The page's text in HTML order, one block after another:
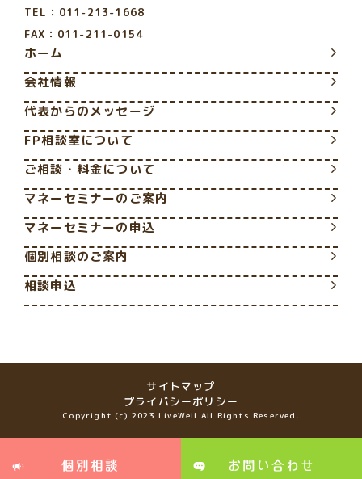
個別相談 お問い合わせ
TEL：011-213-1668
FAX：011-211-0154
ホーム
会社情報
代表からのメッセージ
FP相談室について
ご相談・料金について
マネーセミナーのご案内
マネーセミナーの申込
個別相談のご案内
相談申込
サイトマップ
プライバシーポリシー
Copyright (c) 2023 LiveWell All Rights Reserved.